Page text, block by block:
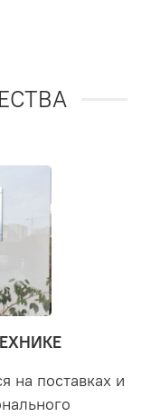
на поставках и